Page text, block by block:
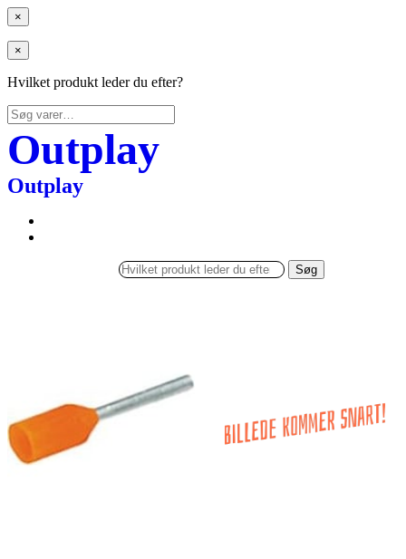
×
×
Hvilket produkt leder du efter?
Søg
efter:
Outplay
Outplay
Søg